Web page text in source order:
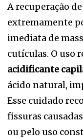
A recuperação
extremamente
imediata de
cutículas. O uso
acidificante
ácido natural,
Esse cuidado
fissuras
ou pelo uso